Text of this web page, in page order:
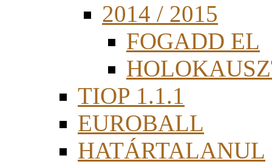
2014 / 2015
FOGADD EL
TIOP 1.1.1
EUROBALL
HATÁRTALANUL